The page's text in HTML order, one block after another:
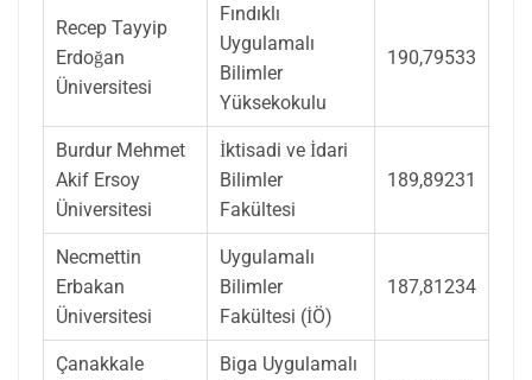
Recep Tayyip
Erdoğan
Üniversitesi
Fındıklı
Uygulamalı
Bilimler
Yüksekokulu
190,79533
Burdur Mehmet
Akif Ersoy
Üniversitesi
İktisadi ve İdari
Bilimler
Fakültesi
189,89231
Necmettin
Erbakan
Üniversitesi
Uygulamalı
Bilimler
Fakültesi (İÖ)
187,81234
Çanakkale
Biga Uygulamalı